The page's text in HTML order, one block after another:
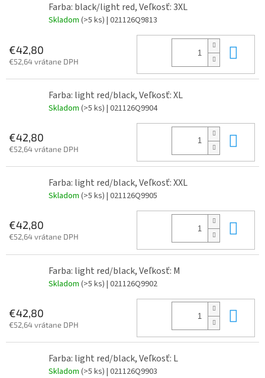
Farba: black/light red, Veľkosť: 3XL
Skladom (>5 ks) | 021126Q9813
€42,80
€52,64 vrátane DPH
Farba: light red/black, Veľkosť: XL
Skladom (>5 ks) | 021126Q9904
€42,80
€52,64 vrátane DPH
Farba: light red/black, Veľkosť: XXL
Skladom (>5 ks) | 021126Q9905
€42,80
€52,64 vrátane DPH
Farba: light red/black, Veľkosť: M
Skladom (>5 ks) | 021126Q9902
€42,80
€52,64 vrátane DPH
Farba: light red/black, Veľkosť: L
Skladom (>5 ks) | 021126Q9903